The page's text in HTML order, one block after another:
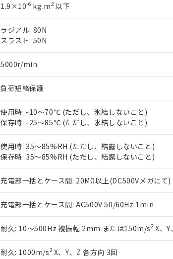
1.9×10-6 kg.m2以下
ラジアル: 80N
スラスト: 50N
5000r/min
負荷短絡保護
使用時: -10～70℃ (ただし、氷結しないこと)
保存時: -25～85℃ (ただし、氷結しないこと)
使用時: 35～85%RH (ただし、結露しないこと)
保存時: 35～85%RH (ただし、結露しないこと)
充電部一括とケース間: 20MΩ以上(DC500Vメガにて)
充電部一括とケース間: AC500V 50/60Hz 1min
耐久: 10～500Hz 複振幅 2mm または150m/s2X、Y
耐久: 1000m/s2X、Y、Z 各方向 3回
本サービスは、当社制御機器事業取扱商品
当社制御機器事業取扱商品の中には、本サ
在庫状況および標準価格照会結果は、記載
のであり、閲覧された時点での実際の在庫
い。
正式な納期状況および標準価格はお客様の
当社販売員にご相談ください。
す。
マイパーツ機能（部品リスト作成サービス
ている必要があります。
お客様が当ウェブサイト上で当社にご登録
が、当社の製品・サービスに関するお客様
さい。
※当社の共同利用者とは、"個人情報の共同
*EU RoHS指令（10物質）：
鉛(Pb) 1000ppm以下、 水銀(Hg) 1000ppm以下、 カドミウム
六価クロム(Cr(Ⅵ)) 1000ppm以下、ポリ臭化ビフェニル類
フタル酸ビス(2-エチルヘキシル) (DEHP)(別名：DOP)
ル（DBP） 1000ppm以下、フタル酸ジイソブチル (DIBP)
※2 対応予定月
部品在庫の切り替え状況などにより、予定月が前
※3 非含有証明書ダウンロード
下記の非含有証明書をダウンロードすることが
EU RoHS指令（10物質）の非含有証明書
51物質の非含有証明書（当社基準）
※本証明書は発行日時点で非含有を証明するも
また、RoHS指令のフタル酸エステル類４物質
混在することから備考欄に対応日を記載してお
既に当社にて対応品への在庫切替を完了してい
り割愛しております。
「×」：最大均質材料含有率が中国RoHSの基準
「－」：未確認です。当社販売部門へお問い合
*中国RoHS10物質の基準値 (GB/T26572)：
Cr(Ⅵ)(六価クロム) : 1000ppm、 PBBs(ポリ臭化ビフェニル類)
DBP(フタル酸ジブチル) : 1000ppm、 DIBP(フタル酸ジイソブ
DEHP(フタル酸ビス(2-エチルヘキシル)) : 1000ppm
※2 環境保護使用期限
「ｅ」：有害物質（10物質）のすべてが基準値以
「10」：通常の使用状況下において有害物質が
「－」：未確認です。当社販売部門へお問い合わ
当社は、これら貴社製品のうち、外国為
などの必要な手続きをとります。
当社は規制貨物を破棄する場合は、完全に
ます。
当社は貴社製品を、核兵器、ミサイル、化
置等に一切使用いたしません。
当社は、貴社製品を第三者に販売する場合
たしません。
合意する
記
号
説明
○
△
－
在庫なし(最新の在庫状況については
機器販売店・当社販売員にご確認くださ
空
白
受注生産機種、また在庫状況の情報を